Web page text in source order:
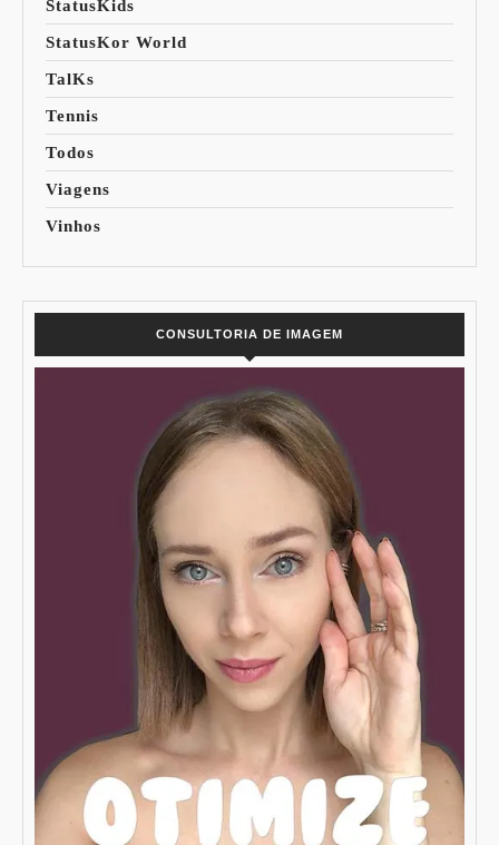
StatusKids
StatusKor World
TalKs
Tennis
Todos
Viagens
Vinhos
CONSULTORIA DE IMAGEM